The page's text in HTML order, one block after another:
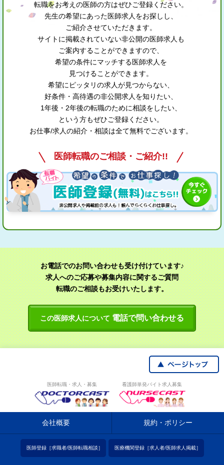
転職をお考えの医師の方はぜひご登録ください。
先生の希望にあった医師求人をお探しし、
ご紹介させていただきます。
サイトに掲載されていない非公開の医師求人も
ご案内することができますので、
希望の条件にマッチする医師求人を
見つけることができます。
希望にピッタリの求人が見つからない、
好条件・高待遇の非公開求人を知りたい、
1年後・2年後の転職のために相談をしたい、
という方もぜひご登録ください。
お仕事/求人の紹介・相談は全て無料でございます。
医師転職のご相談・ご紹介!!
お電話でのお問い合わせも受け付けています♪
求人へのご応募や募集内容に関するご質問
転職のご相談もお受けいたします。
この医師求人について 電話で問い合わせる
医師転職・求人・募集 看護師単発バイト求人募集
会社概要 規約・ポリシー
医師登録［求職者/医師転職相談］ 医療機関登録［求人者/医師求人掲載］